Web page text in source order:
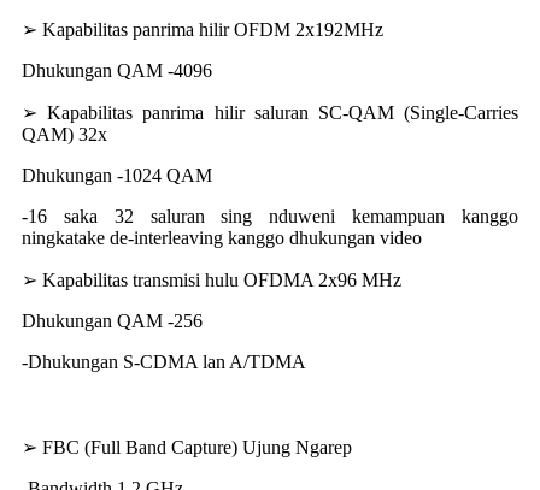
➢ Kapabilitas panrima hilir OFDM 2x192MHz
Dhukungan QAM -4096
➢ Kapabilitas panrima hilir saluran SC-QAM (Single-Carries
QAM) 32x
Dhukungan -1024 QAM
-16 saka 32 saluran sing nduweni kemampuan kanggo
ningkatake de-interleaving kanggo dhukungan video
➢ Kapabilitas transmisi hulu OFDMA 2x96 MHz
Dhukungan QAM -256
-Dhukungan S-CDMA lan A/TDMA
➢ FBC (Full Band Capture) Ujung Ngarep